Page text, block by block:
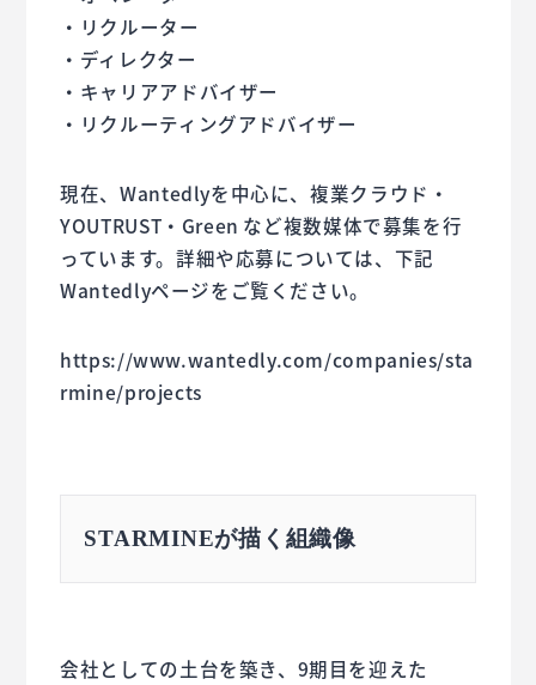
・リクルーター
・ディレクター
・キャリアアドバイザー
・リクルーティングアドバイザー
現在、Wantedlyを中心に、複業クラウド・
YOUTRUST・Green など複数媒体で募集を行
っています。詳細や応募については、下記
Wantedlyページをご覧ください。
https://www.wantedly.com/companies/sta
rmine/projects
STARMINEが描く組織像
会社としての土台を築き、9期目を迎えた